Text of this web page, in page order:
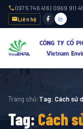
0975 746 416 | 0969 911
Liên hệ
Trang chủ›Tag: Cách sử
Tag: Cách